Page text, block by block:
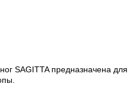
SAGITTA предназначена для